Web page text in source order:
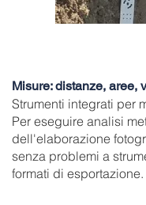
Misure: distanze, aree,
Strumenti integrati per
Per eseguire analisi
dell'elaborazione
senza problemi a
formati di esportazione.